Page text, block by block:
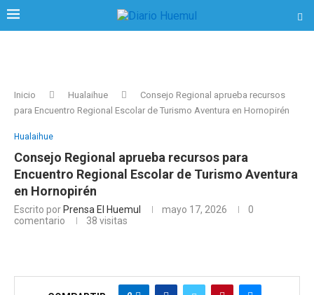
Inicio Hualaihue
Consejo Regional aprueba recursos
para Encuentro Regional Escolar de Turismo Aventura en Hornopirén
Hualaihue
Consejo Regional aprueba recursos para
Encuentro Regional Escolar de Turismo Aventura
en Hornopirén
Escrito por Prensa El Huemul mayo 17, 2026
0
comentario
38 visitas